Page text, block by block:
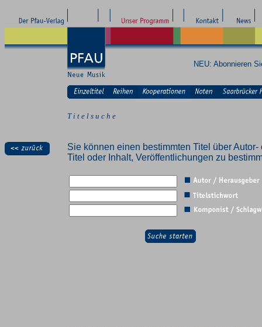
NEU: Abonnieren
T i t e l s u c h e
Sie können einen bestimmten Titel über
Titel oder Inhalt, Veröffentlichungen zu